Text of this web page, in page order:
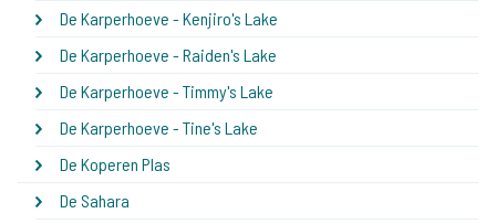
De Karperhoeve - Kenjiro's Lake
De Karperhoeve - Raiden's Lake
De Karperhoeve - Timmy's Lake
De Karperhoeve - Tine's Lake
De Koperen Plas
De Sahara